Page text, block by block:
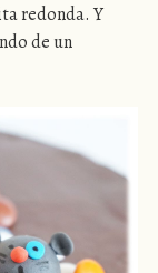
redonda. Y
de un